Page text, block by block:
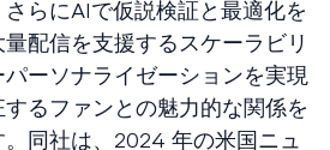
らにAIで仮説検証と最適化を
配信を支援するスケーラビリ
ーソナライゼーションを実現
るファンとの魅力的な関係を
同社は、2024 年の米国ニュ